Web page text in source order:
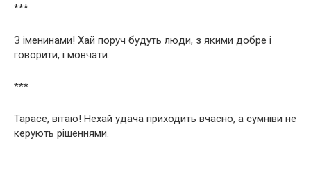
***
З іменинами! Хай поруч будуть люди, з якими добре і
говорити, і мовчати.
***
Тарасе, вітаю! Нехай удача приходить вчасно, а сумніви не
керують рішеннями.